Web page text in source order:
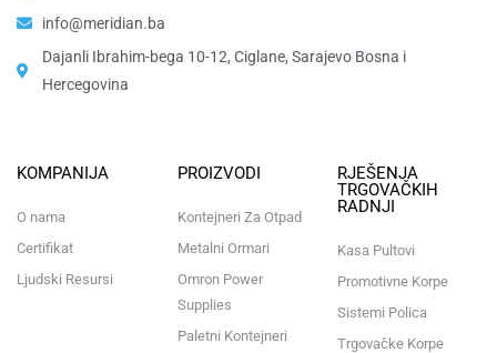
info@meridian.ba
Dajanli Ibrahim-bega 10-12, Ciglane, Sarajevo Bosna i
Hercegovina​
KOMPANIJA
O nama
Certifikat
Ljudski Resursi
PROIZVODI
Kontejneri Za Otpad
Metalni Ormari
Omron Power
Supplies
Paletni Kontejneri
RJEŠENJA
TRGOVAČKIH
RADNJI
Kasa Pultovi
Promotivne Korpe
Sistemi Polica
Trgovačke Korpe